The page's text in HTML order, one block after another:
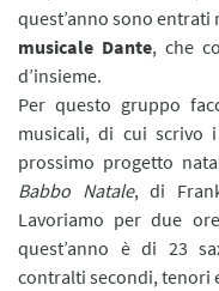
quest’anno sono entrati
musicale Dante, che
d’insieme.
Per questo gruppo
musicali, di cui scrivo
prossimo progetto
Babbo Natale, di
Lavoriamo per due
quest’anno è di 23
contralti secondi, tenori